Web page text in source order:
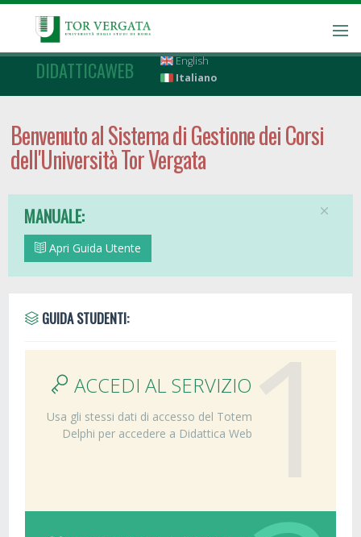
DIDATTICAWEB
English
Italiano
Benvenuto al Sistema di Gestione dei Corsi
dell'Università Tor Vergata
MANUALE:
Apri Guida Utente
GUIDA STUDENTI: 1
ACCEDI AL SERVIZIO
Usa gli stessi dati di accesso del Totem
Delphi per accedere a Didattica Web